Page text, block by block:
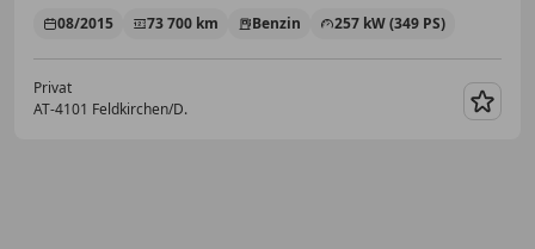
08/2015 73 700 km Benzin 257 kW (349 PS)
Privat
AT-4101 Feldkirchen/D.